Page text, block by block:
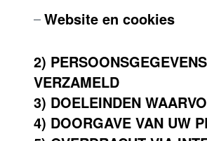
Website en cookies
2)
VERZAMELD
3) DOELEINDEN
4) DOORGAVE VAN UW